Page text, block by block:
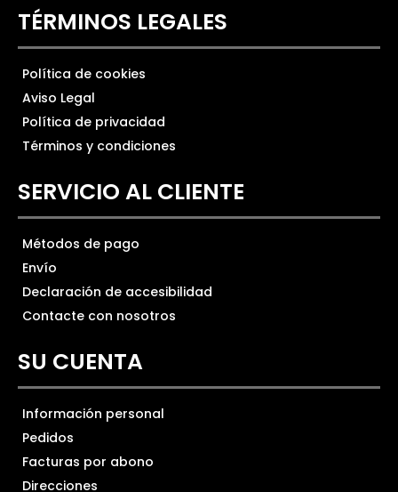
TÉRMINOS LEGALES
Política de cookies
Aviso Legal
Política de privacidad
Términos y condiciones
SERVICIO AL CLIENTE
Métodos de pago
Envío
Declaración de accesibilidad
Contacte con nosotros
SU CUENTA
Información personal
Pedidos
Facturas por abono
Direcciones